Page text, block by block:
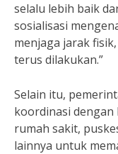
selalu lebih baik
sosialisasi
menjaga jarak
terus dilakukan.”
Selain itu,
koordinasi
rumah sakit,
lainnya untuk